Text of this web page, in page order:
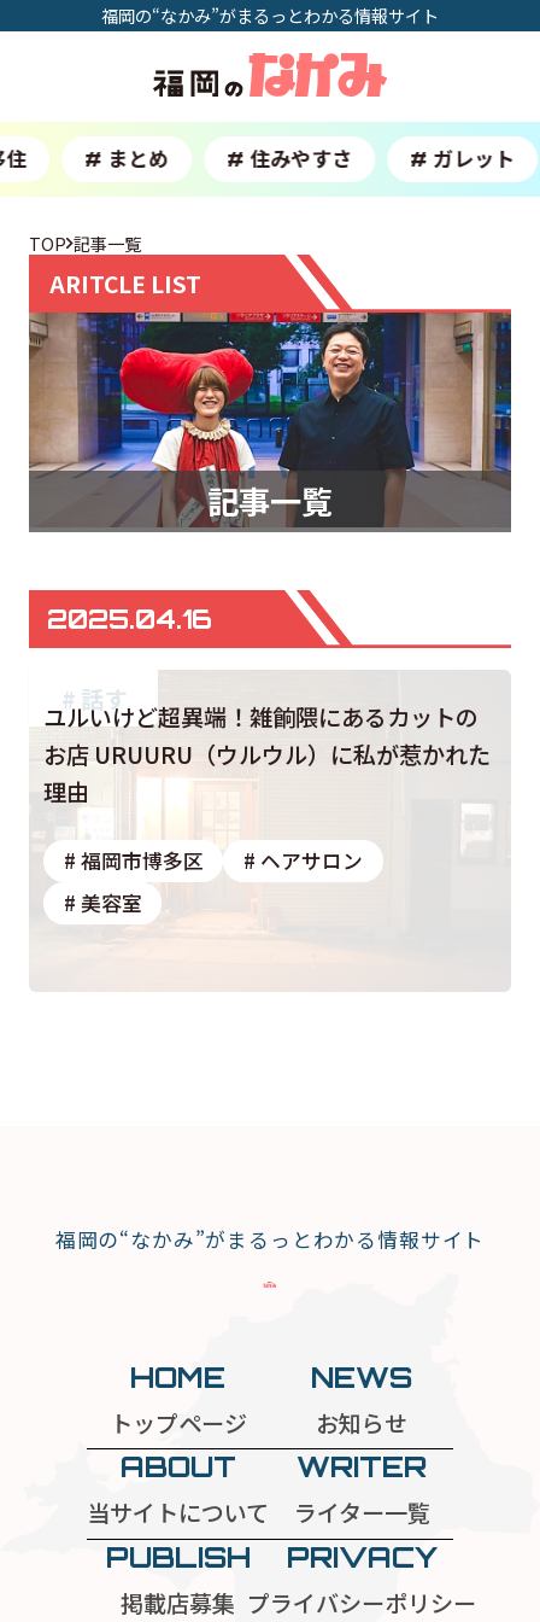
福岡の“なかみ”がまるっとわかる情報サイト
# まとめ # 住みやすさ # ガレット
ARITCLE LIST
TOP 記事一覧
記事一覧
# 話す
2025.04.16
ユルいけど超異端！雑餉隈にあるカットの
お店 URUURU（ウルウル）に私が惹かれた
理由
# 福岡市博多区
# ヘアサロン
# 美容室
福岡の“なかみ”がまるっとわかる情報サイト
HOME
トップページ
NEWS
お知らせ
ABOUT
当サイトについて
WRITER
ライター一覧
PUBLISH
掲載店募集
PRIVACY
プライバシーポリシー